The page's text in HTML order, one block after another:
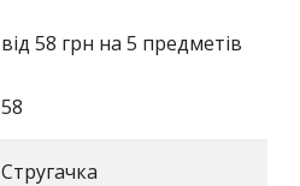
від 58 грн на 5 предметів
58
Стругачка